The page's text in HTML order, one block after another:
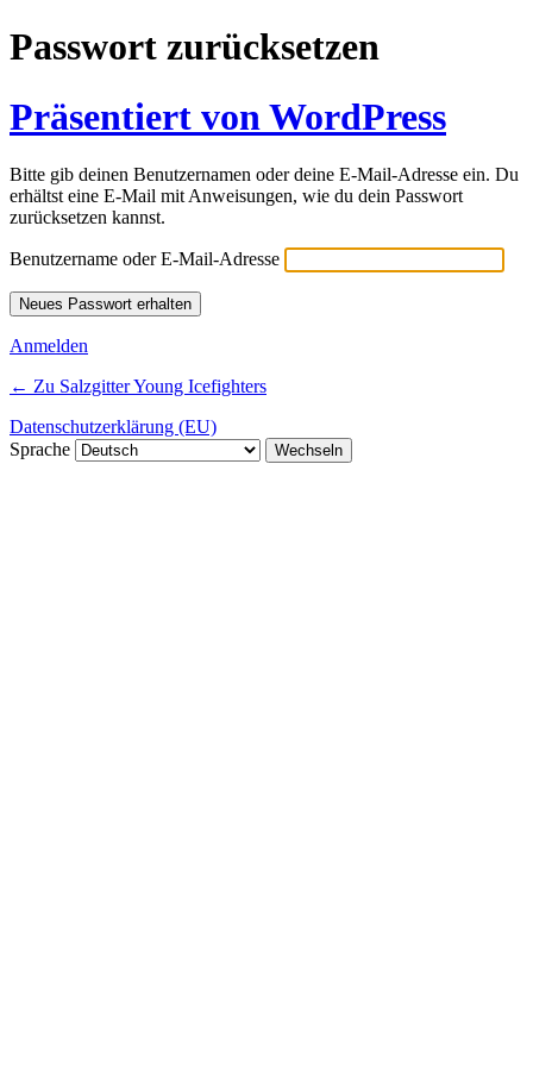
Passwort zurücksetzen
Präsentiert von WordPress
Bitte gib deinen Benutzernamen oder deine E-Mail-Adresse ein. Du
erhältst eine E-Mail mit Anweisungen, wie du dein Passwort
zurücksetzen kannst.
Benutzername oder E-Mail-Adresse
Anmelden
← Zu Salzgitter Young Icefighters
Datenschutzerklärung (EU)
Sprache